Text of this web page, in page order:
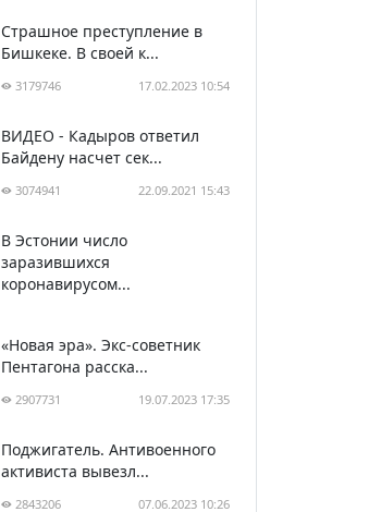
Страшное преступление в
Бишкеке. В своей к...
3179746 17.02.2023 10:54
ВИДЕО - Кадыров ответил
Байдену насчет сек...
3074941 22.09.2021 15:43
В Эстонии число
заразившихся
коронавирусом...
«Новая эра». Экс-советник
Пентагона расска...
2907731 19.07.2023 17:35
Поджигатель. Антивоенного
активиста вывезл...
2843206 07.06.2023 10:26